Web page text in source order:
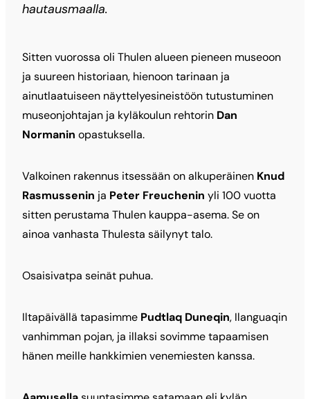
hautausmaalla.
Sitten vuorossa oli Thulen alueen pieneen museoon
ja suureen historiaan, hienoon tarinaan ja
ainutlaatuiseen näyttelyesineistöön tutustuminen
museonjohtajan ja kyläkoulun rehtorin Dan
Normanin opastuksella.
Valkoinen rakennus itsessään on alkuperäinen Knud
Rasmussenin ja Peter Freuchenin yli 100 vuotta
sitten perustama Thulen kauppa-asema. Se on
ainoa vanhasta Thulesta säilynyt talo.
Osaisivatpa seinät puhua.
Iltapäivällä tapasimme Pudtlaq Duneqin, Ilanguaqin
vanhimman pojan, ja illaksi sovimme tapaamisen
hänen meille hankkimien venemiesten kanssa.